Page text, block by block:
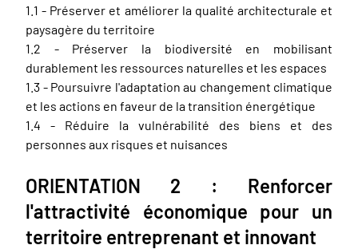
1.1 - Préserver et améliorer la qualité architecturale et
paysagère du territoire
1.2 - Préserver la biodiversité en mobilisant
durablement les ressources naturelles et les espaces
1.3 - Poursuivre l'adaptation au changement climatique
et les actions en faveur de la transition énergétique
1.4 - Réduire la vulnérabilité des biens et des
personnes aux risques et nuisances
ORIENTATION 2 : Renforcer
l'attractivité économique pour un
territoire entreprenant et innovant